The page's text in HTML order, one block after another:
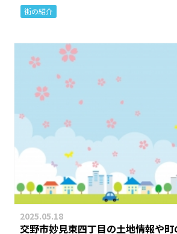
街の紹介
2025.05.18
交野市妙見東四丁目の土地情報や